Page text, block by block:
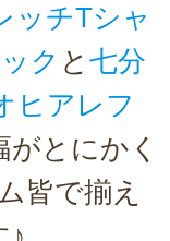
ッチTシャ
ク と 七分
ヒアレフ
がとにかく
皆で揃え